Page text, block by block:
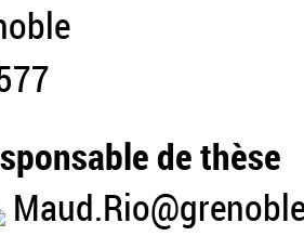
de thèse